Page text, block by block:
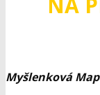
Myšlenková